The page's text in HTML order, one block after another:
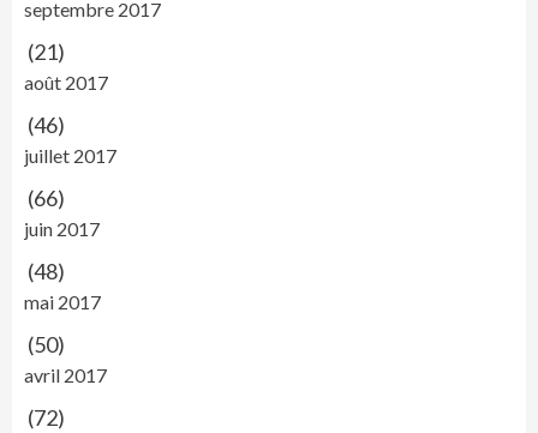
septembre 2017
(21)
août 2017
(46)
juillet 2017
(66)
juin 2017
(48)
mai 2017
(50)
avril 2017
(72)